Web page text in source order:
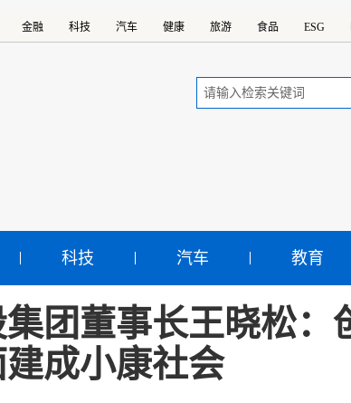
金融 科技 汽车 健康 旅游 食品 ESG
科技 汽车 教育
团董事长王晓松：
成小康社会